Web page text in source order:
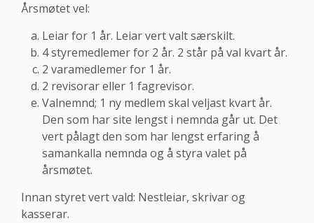
Årsmøtet vel:
Leiar for 1 år. Leiar vert valt særskilt.
4 styremedlemer for 2 år. 2 står på val kvart år.
2 varamedlemer for 1 år.
2 revisorar eller 1 fagrevisor.
Valnemnd; 1 ny medlem skal veljast kvart år.
Den som har site lengst i nemnda går ut. Det
vert pålagt den som har lengst erfaring å
samankalla nemnda og å styra valet på
årsmøtet.
Innan styret vert vald: Nestleiar, skrivar og
kasserar.